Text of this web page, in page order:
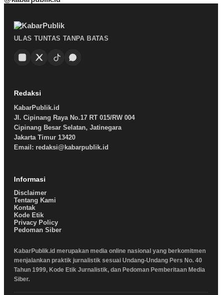
ULAS TUNTAS TANPA BATAS
Redaksi
KabarPublik.id
Jl. Cipinang Raya No.17 RT 015/RW 004
Cipinang Besar Selatan, Jatinegara
Jakarta Timur 13420
Email: redaksi@kabarpublik.id
Informasi
Disclaimer
Tentang Kami
Kontak
Kode Etik
Privacy Policy
Pedoman Siber
KabarPublik.id merupakan media online nasional yang berkomitmen
menjalankan praktik jurnalistik sesuai Undang-Undang Pers No. 40
Tahun 1999, Kode Etik Jurnalistik, dan Pedoman Pemberitaan Media
Siber.